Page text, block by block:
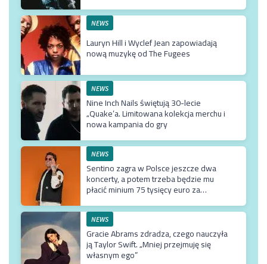
NEWS
Lauryn Hill i Wyclef Jean zapowiadają
nową muzykę od The Fugees
NEWS
Nine Inch Nails świętują 30-lecie
„Quake’a. Limitowana kolekcja merchu i
nowa kampania do gry
NEWS
Sentino zagra w Polsce jeszcze dwa
koncerty, a potem trzeba będzie mu
płacić minium 75 tysięcy euro za
NEWS
Gracie Abrams zdradza, czego nauczyła
ją Taylor Swift. „Mniej przejmuję się
własnym ego”